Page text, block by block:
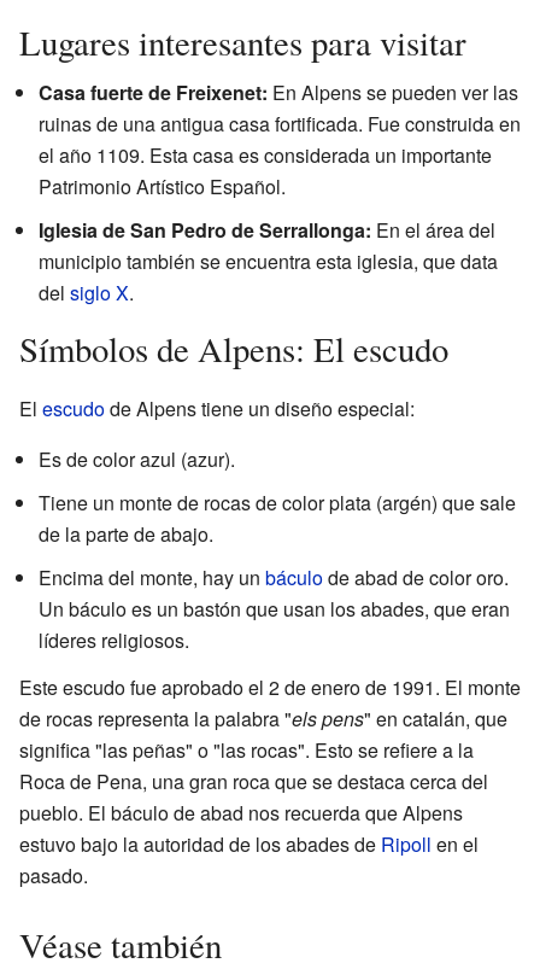
Lugares interesantes para visitar
Casa fuerte de Freixenet: En Alpens se pueden ver las
ruinas de una antigua casa fortificada. Fue construida en
el año 1109. Esta casa es considerada un importante
Patrimonio Artístico Español.
Iglesia de San Pedro de Serrallonga: En el área del
municipio también se encuentra esta iglesia, que data
del siglo X.
Símbolos de Alpens: El escudo
El escudode Alpens tiene un diseño especial:
Es de color azul (azur).
Tiene un monte de rocas de color plata (argén) que sale
de la parte de abajo.
Encima del monte, hay un báculode abad de color oro.
Un báculo es un bastón que usan los abades, que eran
líderes religiosos.
Este escudo fue aprobado el 2 de enero de 1991. El monte
de rocas representa la palabra "els pens" en catalán, que
significa "las peñas" o "las rocas". Esto se refiere a la
Roca de Pena, una gran roca que se destaca cerca del
pueblo. El báculo de abad nos recuerda que Alpens
estuvo bajo la autoridad de los abades de Ripoll en el
pasado.
Véase también